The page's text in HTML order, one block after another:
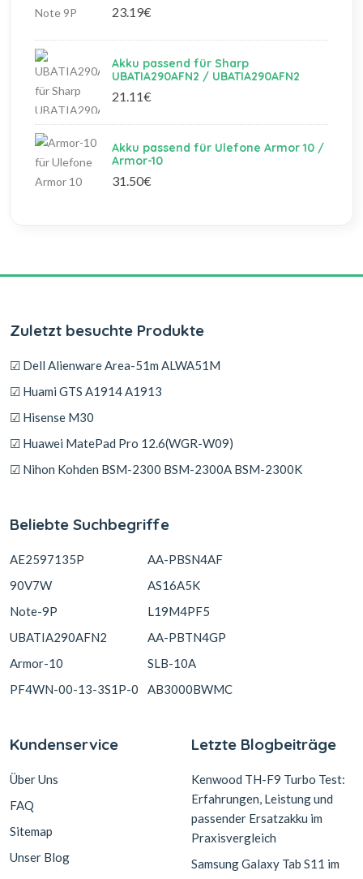
23.19€
Akku passend für Sharp
UBATIA290AFN2 / UBATIA290AFN2
21.11€
Akku passend für Ulefone Armor 10 /
Armor-10
31.50€
Zuletzt besuchte Produkte
☑ Dell Alienware Area-51m ALWA51M
☑ Huami GTS A1914 A1913
☑ Hisense M30
☑ Huawei MatePad Pro 12.6(WGR-W09)
☑ Nihon Kohden BSM-2300 BSM-2300A BSM-2300K
Beliebte Suchbegriffe
AE2597135P
90V7W
Note-9P
UBATIA290AFN2
Armor-10
PF4WN-00-13-3S1P-0
AA-PBSN4AF
AS16A5K
L19M4PF5
AA-PBTN4GP
SLB-10A
AB3000BWMC
Kundenservice
Über Uns
FAQ
Sitemap
Unser Blog
Letzte Blogbeiträge
Kenwood TH-F9 Turbo Test:
Erfahrungen, Leistung und
passender Ersatzakku im
Praxisvergleich
Samsung Galaxy Tab S11 im